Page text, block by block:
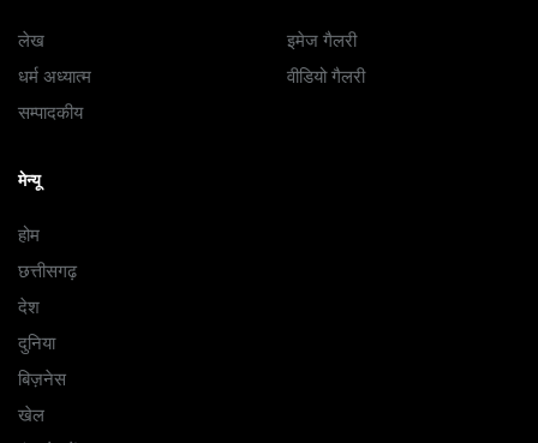
लेख
धर्म अध्यात्म
सम्पादकीय
इमेज गैलरी
वीडियो गैलरी
मेन्यू
होम
छत्तीसगढ़
देश
दुनिया
बिज़नेस
खेल